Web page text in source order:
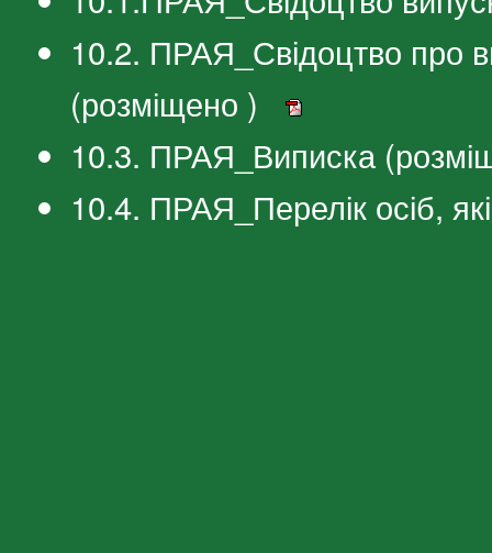
10.2. ПРАЯ_Свідоцтво про
(розміщено )
10.3. ПРАЯ_Виписка
10.4. ПРАЯ_Перелік осіб,